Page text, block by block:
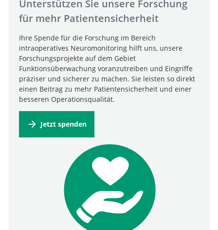
Unterstützen Sie unsere Forschung
für mehr Patientensicherheit
Ihre Spende für die Forschung im Bereich
intraoperatives Neuromonitoring hilft uns, unsere
Forschungsprojekte auf dem Gebiet
Funktionsüberwachung voranzutreiben und Eingriffe
präziser und sicherer zu machen. Sie leisten so direkt
einen Beitrag zu mehr Patientensicherheit und einer
besseren Operationsqualität.
Jetzt spenden